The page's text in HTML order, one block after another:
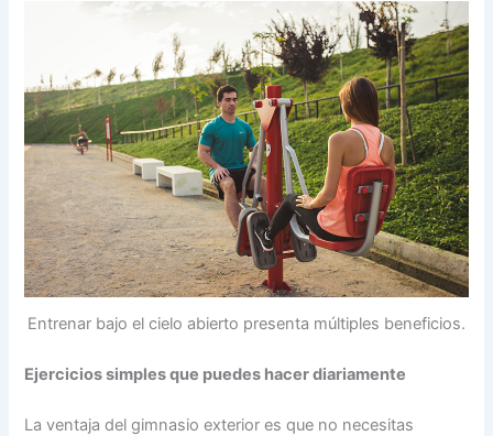
Entrenar bajo el cielo abierto presenta múltiples beneficios.
Ejercicios simples que puedes hacer diariamente
La ventaja del gimnasio exterior es que no necesitas